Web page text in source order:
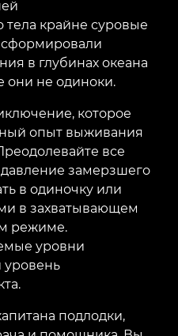
тела крайне суровые
в глубинах океана
они не одиноки.
которое
опыт выживания
все
замерзшего
в одиночку или
в захватывающем
режиме.
уровни
уровень
подлодки,